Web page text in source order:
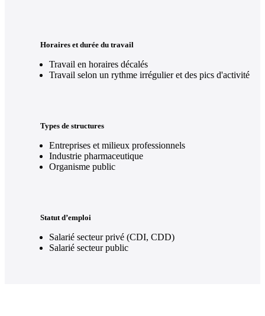
Horaires et durée du travail
Travail en horaires décalés
Travail selon un rythme irrégulier et des pics d'activité
Types de structures
Entreprises et milieux professionnels
Industrie pharmaceutique
Organisme public
Statut d’emploi
Salarié secteur privé (CDI, CDD)
Salarié secteur public